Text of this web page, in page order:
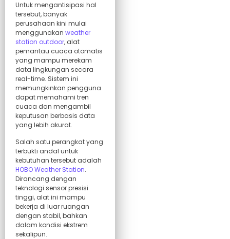
Untuk mengantisipasi hal
tersebut, banyak
perusahaan kini mulai
menggunakan weather
station outdoor, alat
pemantau cuaca otomatis
yang mampu merekam
data lingkungan secara
real-time. Sistem ini
memungkinkan pengguna
dapat memahami tren
cuaca dan mengambil
keputusan berbasis data
yang lebih akurat.
Salah satu perangkat yang
terbukti andal untuk
kebutuhan tersebut adalah
HOBO Weather Station.
Dirancang dengan
teknologi sensor presisi
tinggi, alat ini mampu
bekerja di luar ruangan
dengan stabil, bahkan
dalam kondisi ekstrem
sekalipun.